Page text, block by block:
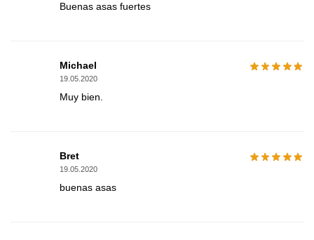
Buenas asas fuertes
Michael
19.05.2020
Muy bien.
Bret
19.05.2020
buenas asas